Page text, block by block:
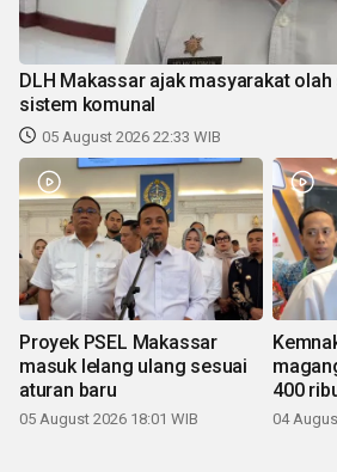
DLH Makassar ajak masyarakat
sistem komunal
05 August 2026 22:33 WIB
Proyek PSEL Makassar
masuk lelang ulang sesuai
aturan baru
05 August 2026 18:01 WIB
400
04